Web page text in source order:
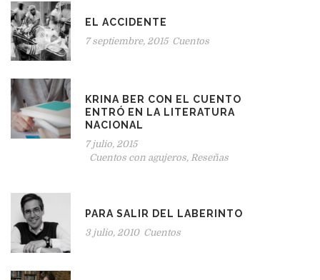
EL ACCIDENTE
7 septiembre, 2015 Cuentos
KRINA BER CON EL CUENTO
ENTRÓ EN LA LITERATURA
NACIONAL
7 julio, 2015
Cuentos con agujeros, Reseñas
PARA SALIR DEL LABERINTO
3 julio, 2010 Cuentos